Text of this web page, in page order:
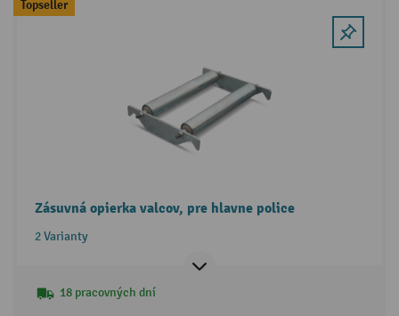
Topseller
Zásuvná opierka valcov, pre hlavne police
2 Varianty
18 pracovných dní